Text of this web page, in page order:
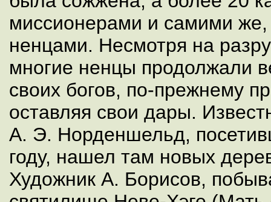
миссионерами и самими
ненцами. Несмотря на
многие ненцы продолжали
своих богов, по-прежнему
оставляя свои дары.
А. Э. Норденшельд,
году, нашел там новых
Художник А. Борисов,